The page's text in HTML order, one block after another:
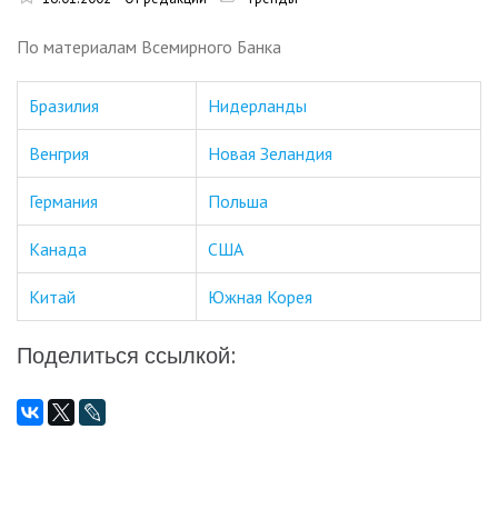
По материалам Всемирного Банка
Бразилия Нидерланды
Венгрия Новая Зеландия
Германия Польша
Канада США
Китай Южная Корея
Поделиться ссылкой: